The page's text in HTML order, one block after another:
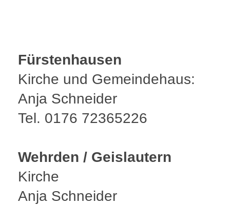
Fürstenhausen
Kirche und Gemeindehaus:
Anja Schneider
Tel. 0176 72365226
Wehrden / Geislautern
Kirche
Anja Schneider